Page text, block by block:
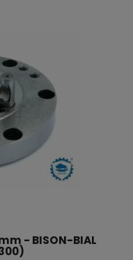
- BISON-BIAL